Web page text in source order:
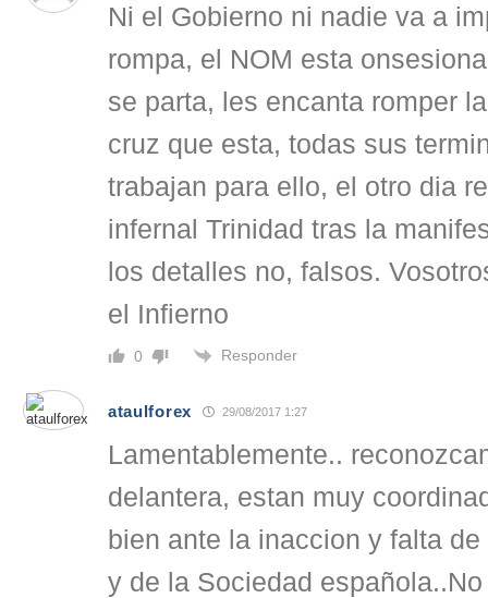
Ni el Gobierno ni nadie va a
rompa, el NOM esta
se parta, les encanta romper
cruz que esta, todas sus
trabajan para ello, el otro dia
infernal Trinidad tras la
los detalles no, falsos.
el Infierno
0 Responder
ataulforex 29/08/2017 1:27
Lamentablemente..
delantera, estan muy
bien ante la inaccion y falta
y de la Sociedad